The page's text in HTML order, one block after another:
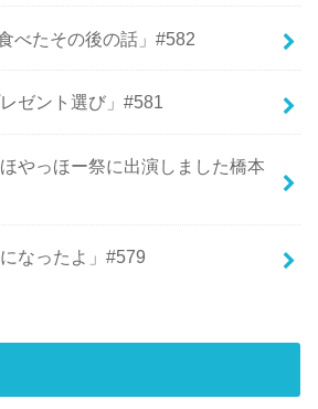
べたその後の話」#582
ゼント選び」#581
やっほー祭に出演しました橋本
なったよ」#579